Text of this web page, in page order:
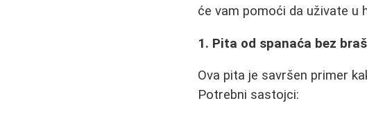
će vam pomoći da uživate u
1. Pita od spanaća bez
Ova pita je savršen primer
Potrebni sastojci: